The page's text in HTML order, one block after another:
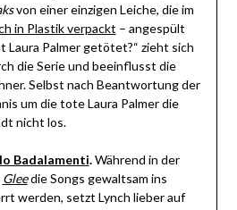
von einer einzigen Leiche, die im
in Plastik verpackt – angespült
Laura Palmer getötet?“ zieht sich
die Serie und beeinflusst die
Selbst nach Beantwortung der
um die tote Laura Palmer die
nicht los.
Badalamenti.Während in der
Gleedie Songs gewaltsam ins
werden, setzt Lynch lieber auf